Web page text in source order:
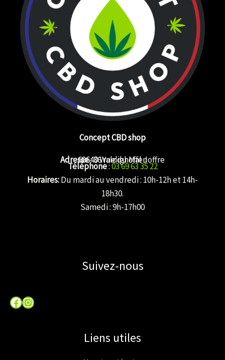
Concept CBD shop
Adresse: 36 rue du Mal Joffre
68640 Waldighoffen
Téléphone:03 69 63 35 22
Horaires:Du mardi au vendredi : 10h-12h et 14h-
18h30.
Samedi : 9h-17h00
Suivez-nous
Facebook
Instagram
Liens utiles